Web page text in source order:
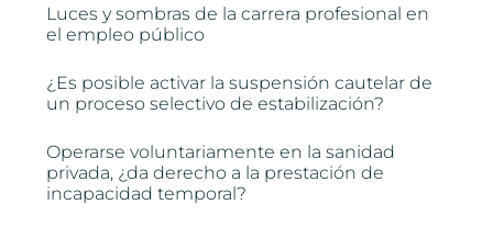
Luces y sombras de la carrera profesional en
el empleo público
¿Es posible activar la suspensión cautelar de
un proceso selectivo de estabilización?
Operarse voluntariamente en la sanidad
privada, ¿da derecho a la prestación de
incapacidad temporal?